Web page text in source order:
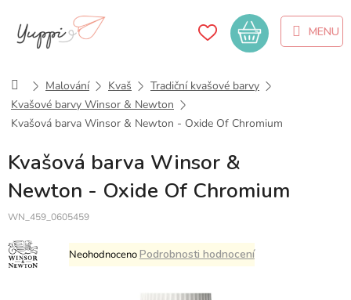
obsah
Nákupní
košík
DomůMalování Kvaš
Tradiční kvašové barvy
Kvašové barvy Winsor & Newton
Kvašová barva Winsor & Newton - Oxide Of Chromium
Kvašová barva Winsor &
Newton - Oxide Of Chromium
WN_459_0605459
Průměrné
hodnocení
NeohodnocenoPodrobnosti hodnocení